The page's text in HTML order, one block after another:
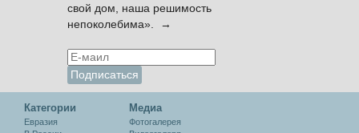
свой дом, наша решимость
непоколебима». →
Категории
Евразия
Медиа
Фотогалерея